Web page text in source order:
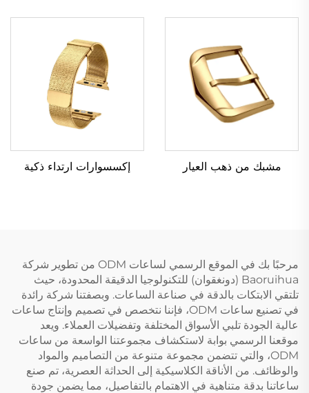
مشبك من ذهب العيار إكسسوارات ارتداء ذكية
مرحبًا بك في الموقع الرسمي لساعات ODM من تطوير شركة
Baoruihua (دونغقوان) للتكنولوجيا الدقيقة المحدودة، حيث
تلتقي الابتكات بالدقة في صناعة الساعات. وبصفتنا شركة رائدة
في تصنيع ساعات ODM، فإننا نتخصص في تصميم وإنتاج ساعات
عالية الجودة تلبي الأسواق المختلفة وتفضيلات العملاء. ويعد
موقعنا الرسمي بوابة لاستكشاف مجموعتنا الواسعة من ساعات
ODM، والتي تتضمن مجموعة متنوعة من التصاميم والمواد
والوظائف. من الأناقة الكلاسيكية إلى الحداثة العصرية، تم صنع
ساعاتنا بدقة متناهية في الاهتمام بالتفاصيل، مما يضمن جودة